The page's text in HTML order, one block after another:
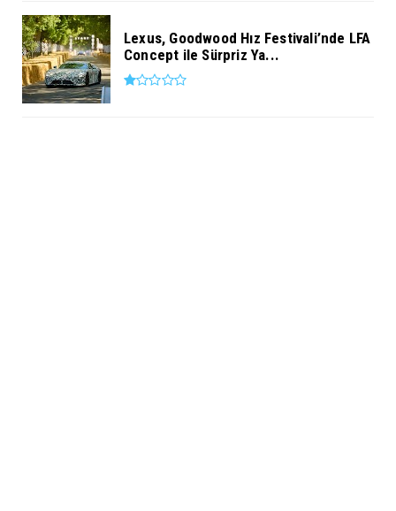
Lexus, Goodwood Hız Festivali’nde LFA
Concept ile Sürpriz Ya...